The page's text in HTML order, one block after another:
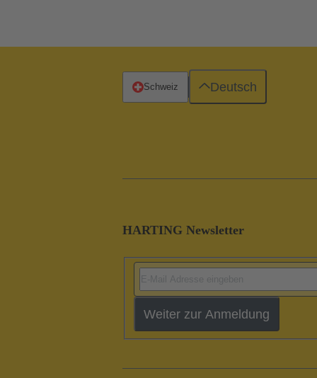
HARTING Newsletter
Weiter zur Anmeldung
Schweiz Deutsch